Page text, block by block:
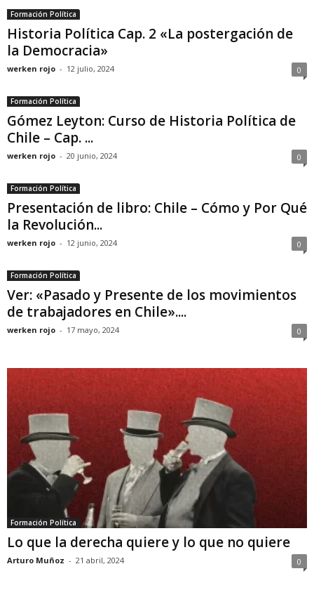
Formación Política
Historia Política Cap. 2 «La postergación de
la Democracia»
werken rojo - 12 julio, 2024 0
Formación Política
Gómez Leyton: Curso de Historia Política de
Chile – Cap. ...
werken rojo - 20 junio, 2024 0
Formación Política
Presentación de libro: Chile – Cómo y Por Qué
la Revolución...
werken rojo - 12 junio, 2024 0
Formación Política
Ver: «Pasado y Presente de los movimientos
de trabajadores en Chile»....
werken rojo - 17 mayo, 2024 0
Formación Política
Lo que la derecha quiere y lo que no quiere
Arturo Muñoz - 21 abril, 2024 0